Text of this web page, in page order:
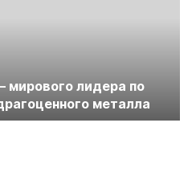
лидера по
металла